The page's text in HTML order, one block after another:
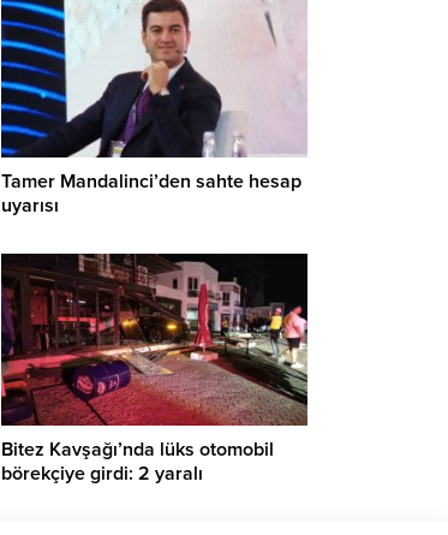
Tamer Mandalinci’den sahte hesap
uyarısı
Bitez Kavşağı’nda lüks otomobil
börekçiye girdi: 2 yaralı